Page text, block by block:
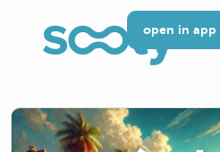
open in app